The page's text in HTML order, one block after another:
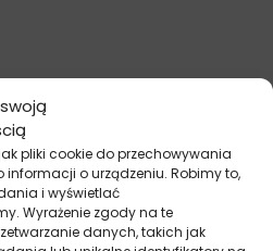
pliki cookie do przechowywania
o urządzeniu. Robimy to,
i wyświetlać
Wyrażenie zgody na te
danych, takich jak